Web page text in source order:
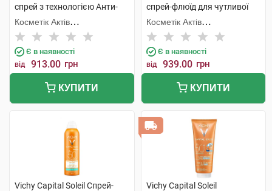
спрей з технологією Анти-
пісок для чутливої шкіри
дітей SPF50+ 200 мл 1
флакон
Косметік Актів
Інтернаціональ
Є в наявності
від 913.00 грн
КУПИТИ
спрей-флюїд для чутливої
шкіри дітей SPF50+ 200 мл 1
флакон
Косметік Актів
Інтернаціональ
Є в наявності
від 939.00 грн
КУПИТИ
Vichy Capital Soleil Спрей-
Vichy Capital Soleil